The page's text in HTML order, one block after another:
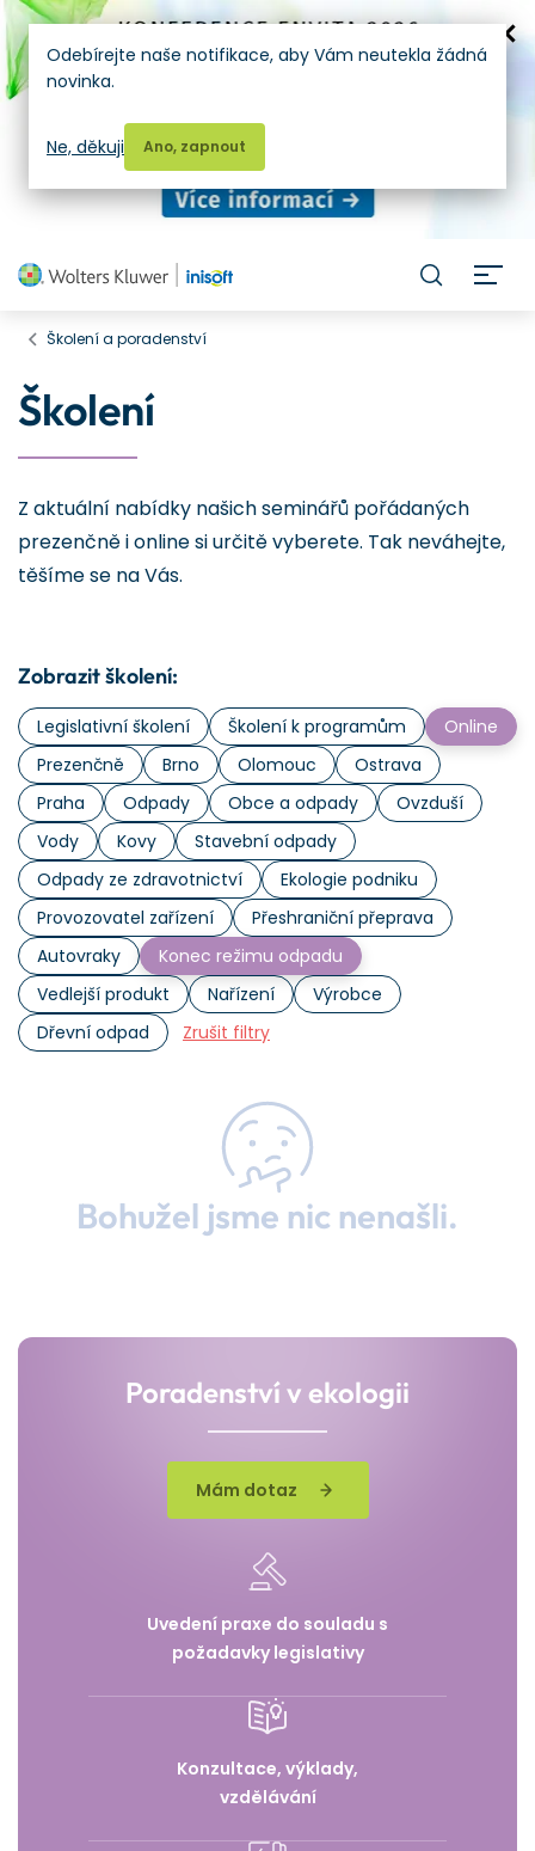
Školení a poradenství
Školení
Z aktuální nabídky našich seminářů pořádaných
prezenčně i online si určitě vyberete. Tak neváhejte,
těšíme se na Vás.
Zobrazit školení:
Legislativní školení Školení k programům
Online
Prezenčně
Brno Olomouc
Ostrava
Praha
Odpady Obce a odpady
Ovzduší
Vody
Kovy
Stavební odpady
Odpady ze zdravotnictví
Ekologie podniku
Provozovatel zařízení
Přeshraniční přeprava
Autovraky
Konec režimu odpadu
Vedlejší produkt
Nařízení
Výrobce
Dřevní odpad
Zrušit filtry
Bohužel jsme nic nenašli.
Poradenství v ekologii
Mám dotaz
Uvedení praxe do souladu s
požadavky legislativy
Konzultace, výklady,
vzdělávání
Odebírejte naše notifikace, aby Vám neutekla žádná
novinka.
Ano, zapnout
Ne, děkuji